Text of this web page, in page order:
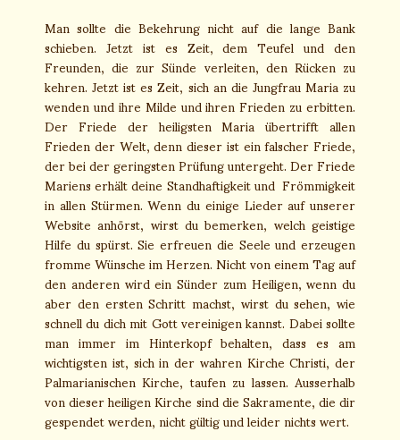
Man sollte die Bekehrung nicht auf die lange Bank
schieben. Jetzt ist es Zeit, dem Teufel und den
Freunden, die zur Sünde verleiten, den Rücken zu
kehren. Jetzt ist es Zeit, sich an die Jungfrau Maria zu
wenden und ihre Milde und ihren Frieden zu erbitten.
Der Friede der heiligsten Maria übertrifft allen
Frieden der Welt, denn dieser ist ein falscher Friede,
der bei der geringsten Prüfung untergeht. Der Friede
Mariens erhält deine Standhaftigkeit und Frömmigkeit
in allen Stürmen. Wenn du einige Lieder auf unserer
Website anhörst, wirst du bemerken, welch geistige
Hilfe du spürst. Sie erfreuen die Seele und erzeugen
fromme Wünsche im Herzen. Nicht von einem Tag auf
den anderen wird ein Sünder zum Heiligen, wenn du
aber den ersten Schritt machst, wirst du sehen, wie
schnell du dich mit Gott vereinigen kannst. Dabei sollte
man immer im Hinterkopf behalten, dass es am
wichtigsten ist, sich in der wahren Kirche Christi, der
Palmarianischen Kirche, taufen zu lassen. Ausserhalb
von dieser heiligen Kirche sind die Sakramente, die dir
gespendet werden, nicht gültig und leider nichts wert.